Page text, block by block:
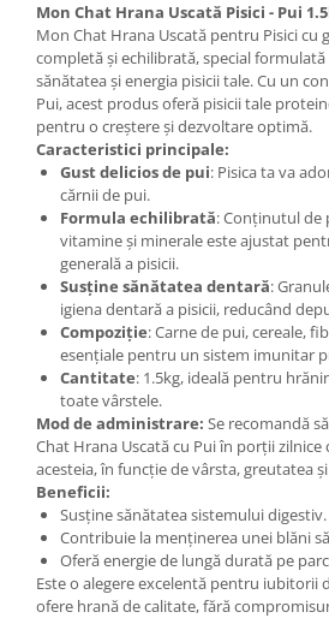
Mon Chat Hrana Uscată Pisici - Pui
Mon Chat Hrana Uscată pentru Pisici cu
completă și echilibrată, special
sănătatea și energia pisicii tale. Cu un
Pui, acest produs oferă pisicii tale
pentru o creștere și dezvoltare optimă.
Caracteristici principale:
Gust delicios de pui: Pisica ta va
cărnii de pui.
Formula echilibrată: Conținutul de
vitamine și minerale este ajustat
generală a pisicii.
Susține sănătatea dentară:
igiena dentară a pisicii, reducând
Compoziție: Carne de pui, cereale,
esențiale pentru un sistem imunitar
Cantitate: 1.5kg, ideală pentru
toate vârstele.
Mod de administrare: Se recomandă
Chat Hrana Uscată cu Pui în porții
acesteia, în funcție de vârsta, greutatea
Beneficii:
Susține sănătatea sistemului digestiv.
Contribuie la menținerea unei blăni
Oferă energie de lungă durată pe
Este o alegere excelentă pentru iubitorii
ofere hrană de calitate, fără